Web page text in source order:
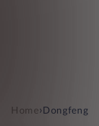
Home› Dongfeng